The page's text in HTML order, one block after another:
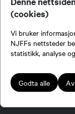
(cookies)
Vi bruker
NJFFs nettsteder
statistikk, analyse
Godta alle
jegere og sportsfiskere og et
fiske i Norge. Vi er en
naturpolitisk engasjement i
Lokalforeninger tilsluttet
publiserer på njff.no.